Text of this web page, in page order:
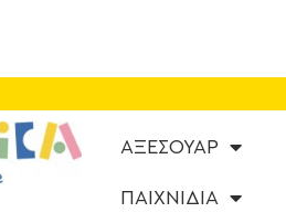
ΑΞΕΣΟΥΑΡ
ΠΑΙΧΝΙΔΙΑ